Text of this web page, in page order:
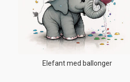
Elefant med ballonger